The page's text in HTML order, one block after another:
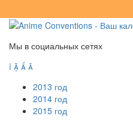
Мы в социальных сетях
   
2013 год
2014 год
2015 год